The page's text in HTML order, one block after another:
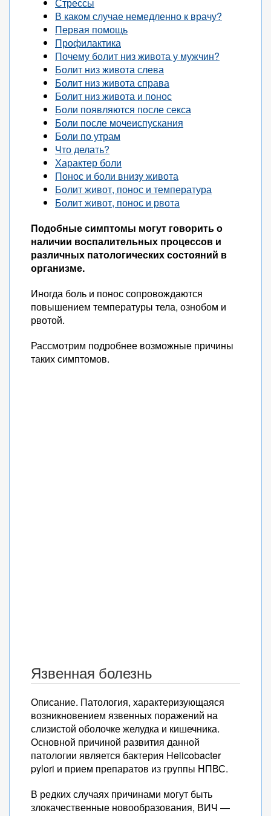
В каком случае немедленно к врачу?
Первая помощь
Профилактика
Почему болит низ живота у мужчин?
Болит низ живота слева
Болит низ живота справа
Болит низ живота и понос
Боли появляются после секса
Боли после мочеиспускания
Боли по утрам
Что делать?
Характер боли
Понос и боли внизу живота
Болит живот, понос и температура
Болит живот, понос и рвота
Подобные симптомы могут говорить о
наличии воспалительных процессов и
различных патологических состояний в
организме.
Иногда боль и понос сопровождаются
повышением температуры тела, ознобом и
рвотой.
Рассмотрим подробнее возможные причины
таких симптомов.
Язвенная болезнь
Описание. Патология, характеризующаяся
возникновением язвенных поражений на
слизистой оболочке желудка и кишечника.
Основной причиной развития данной
патологии является бактерия Helicobacter
pylori и прием препаратов из группы НПВС.
В редких случаях причинами могут быть
злокачественные новообразования, ВИЧ —